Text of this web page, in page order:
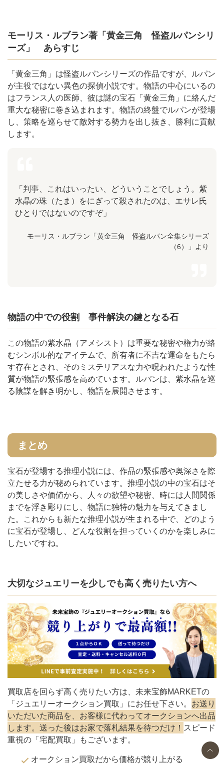
モーリス・ルブラン著「黄金三角 怪盗ルパンシリ
ーズ」 あらすじ
「黄金三角」は怪盗ルパンシリーズの作品ですが、ルパン
が主役ではない異色の探偵小説です。物語の中心にいるの
はフランス人の医師、彼は謎の宝石「黄金三角」に絡んだ
重大な秘密に巻き込まれます。物語の終盤でルパンが登場
し、策略を巡らせて敵対する勢力を出し抜き、勝利に貢献
します。
「判事、これはいったい、どういうことでしょう。紫
水晶の珠（たま）をにぎって殺されたのは、エサレ氏
ひとりではないのですぞ」
モーリス・ルブラン「黄金三角 怪盗ルパン全集シリーズ
（6）」より
物語の中での役割 事件解決の鍵となる石
この物語の紫水晶（アメシスト）は重要な秘密や権力が絡
むシンボル的なアイテムで、所有者に不吉な運命をもたら
す存在とされ、そのミステリアスな力や呪われたような性
質が物語の緊張感を高めています。ルパンは、紫水晶を巡
る陰謀を解き明かし、物語を展開させます。
まとめ
宝石が登場する推理小説には、作品の緊張感や奥深さを際
立たせる力が秘められています。推理小説の中の宝石はそ
の美しさや価値から、人々の欲望や秘密、時には人間関係
までを浮き彫りにし、物語に独特の魅力を与えてきまし
た。これからも新たな推理小説が生まれる中で、どのよう
に宝石が登場し、どんな役割を担っていくのかを楽しみに
したいですね。
大切なジュエリーを少しでも高く売りたい方へ
買取店を回らず高く売りたい方は、未来宝飾MARKETの
「ジュエリーオークション買取」にお任せ下さい。 お送り
いただいた商品を、お客様に代わってオークションへ出品
します。送った後はお家で落札結果を待つだけ！ スピード
重視の「宅配買取」もございます。
オークション買取だから価格が競り上がる